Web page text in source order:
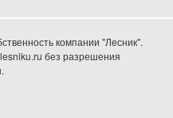
компании "Лесник".
без разрешения